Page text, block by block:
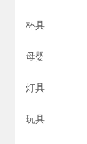
杯具
母婴
灯具
玩具